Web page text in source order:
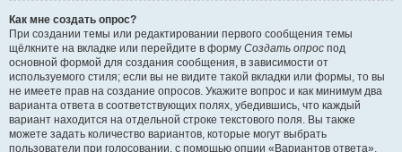
Как мне создать опрос?
При создании темы или редактировании первого сообщения темы
щёлкните на вкладке или перейдите в форму Создать опрос под
основной формой для создания сообщения, в зависимости от
используемого стиля; если вы не видите такой вкладки или формы, то вы
не имеете прав на создание опросов. Укажите вопрос и как минимум два
варианта ответа в соответствующих полях, убедившись, что каждый
вариант находится на отдельной строке текстового поля. Вы также
можете задать количество вариантов, которые могут выбрать
пользователи при голосовании, с помощью опции «Вариантов ответа»,